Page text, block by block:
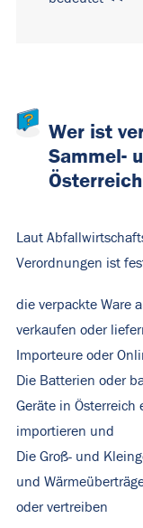
Wer ist
Sammel-
Laut
Verordnungen ist
die verpackte Ware
verkaufen oder
Importeure oder
Die Batterien oder
Geräte in Österreich
importieren und
Die Groß- und
und
oder vertreiben